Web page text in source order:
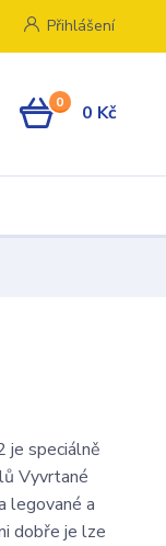
Přihlášení
0 0 Kč
speciálně
Vyvrtané
legované a
dobře je lze